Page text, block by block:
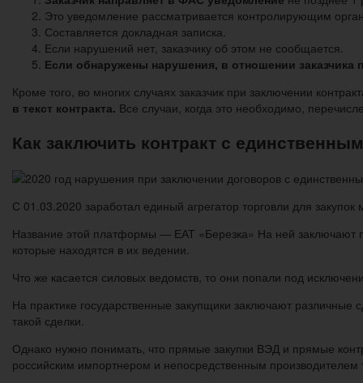
Это уведомление рассматривается контролирующим
Составляется докладная записка.
Если нарушений нет, заказчику об этом не сообщается.
Если обнаружены нарушения, в отношении заказчика
Кроме того, во многих случаях заказчик при заключении
в текст контракта. Все случаи, когда это необходимо,
Как заключить контракт с
С 01.03.2020 заработал единый агрегатор торговли для
Название этой платформы — ЕАТ «Березка» На ней заключают
которые находятся в их ведении.
Что же касается силовых ведомств, то они попали под
На практике государственные закупщики заключают
такой сделки.
Однако нужно понимать, что прямые закупки ВЭД и прямые
российским импортнером и непосредственным производителем